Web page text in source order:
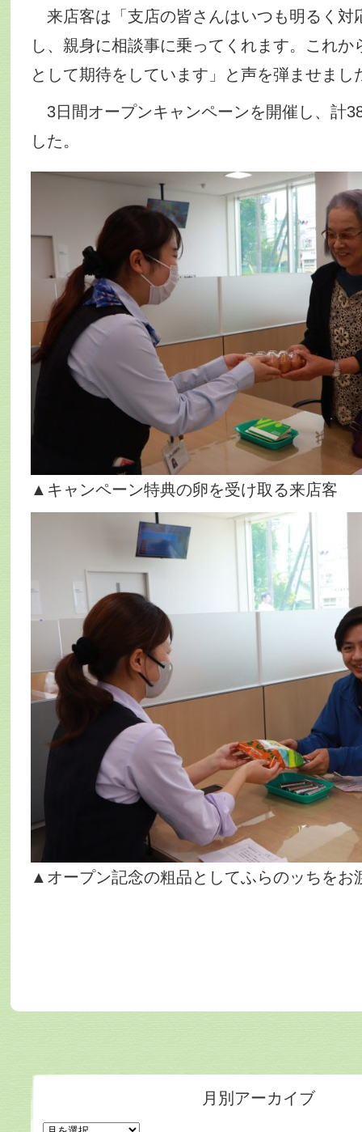
来店客は「支店の皆さんはいつも明るく対
し、親身に相談事に乗ってくれます。これか
として期待をしています」と声を弾ませまし
3日間オープンキャンペーンを開催し、計
した。
▲キャンペーン特典の卵を受け取る来店客
▲オープン記念の粗品としてふらのッちをお
月別アーカイブ